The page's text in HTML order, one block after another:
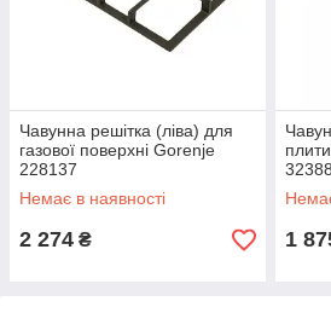
Чавунна решітка (ліва) для
газової поверхні Gorenje
228137
Немає в наявності
2 274 ₴ 1